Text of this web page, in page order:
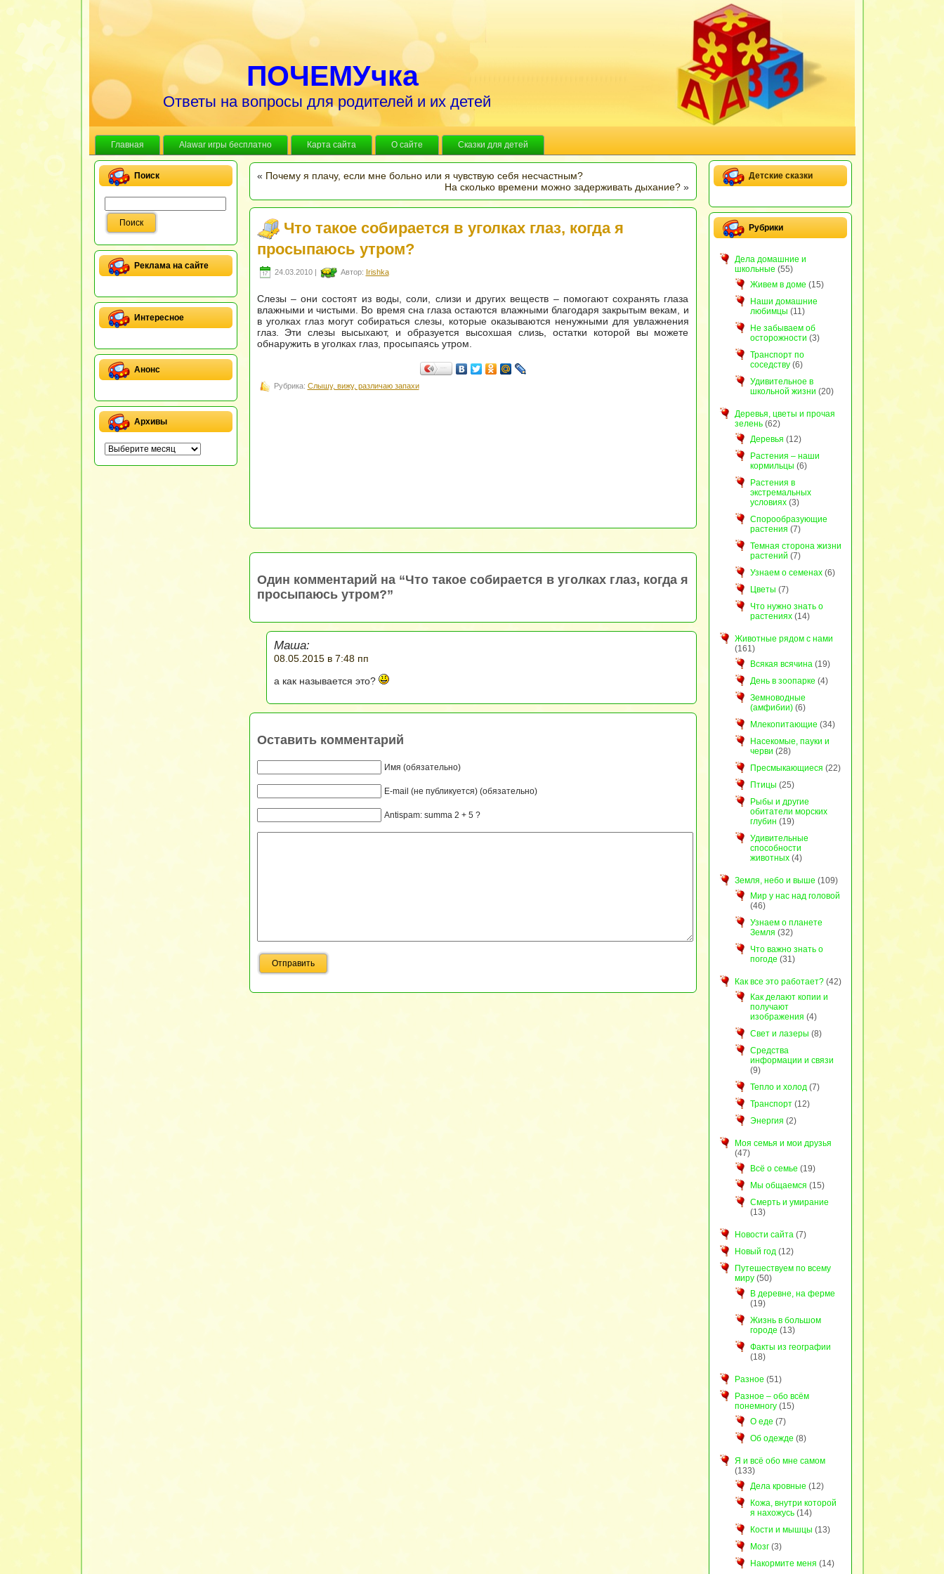
ПОЧЕМУчка
Ответы на вопросы для родителей и их детей
Главная Alawar игры бесплатно Карта сайта О сайте Сказки для детей
Поиск
Реклама на сайте
Интересное
Анонс
Архивы
« Почему я плачу, если мне больно или я чувствую себя несчастным?
На сколько времени можно задерживать дыхание?»
Что такое собирается в уголках глаз, когда я
просыпаюсь утром?
24.03.2010 | Автор: Irishka
Слезы – они состоят из воды, соли, слизи и других веществ – помогают сохранять глаза
влажными и чистыми. Во время сна глаза остаются влажными благодаря закрытым векам, и
в уголках глаз могут собираться слезы, которые оказываются ненужными для увлажнения
глаз. Эти слезы высыхают, и образуется высохшая слизь, остатки которой вы можете
обнаружить в уголках глаз, просыпаясь утром.
Рубрика: Слышу, вижу, различаю запахи
Один комментарий на “Что такое собирается в уголках глаз, когда я
просыпаюсь утром?”
Маша:
08.05.2015 в 7:48 пп
а как называется это?
Оставить комментарий
Имя (обязательно)
E-mail (не публикуется) (обязательно)
Antispam: summa 2 + 5 ?
Детские сказки
Рубрики
Дела домашние и
школьные (55)
Живем в доме (15)
Наши домашние
любимцы (11)
Не забываем об
осторожности (3)
Транспорт по
соседству(6)
Удивительное в
школьной жизни (20)
Деревья, цветы и прочая
зелень(62)
Деревья (12)
Растения – наши
кормильцы (6)
Растения в
экстремальных
условиях(3)
Спорообразующие
растения (7)
Темная сторона жизни
растений (7)
Узнаем о семенах(6)
Цветы (7)
Что нужно знать о
растениях(14)
Животные рядом с нами
(161)
Всякая всячина(19)
День в зоопарке (4)
Земноводные
(амфибии)(6)
Млекопитающие (34)
Насекомые, пауки и
черви (28)
Пресмыкающиеся (22)
Птицы (25)
Рыбы и другие
обитатели морских
глубин (19)
Удивительные
способности
животных(4)
Земля, небо и выше (109)
Мир у нас над головой
(46)
Узнаем о планете
Земля (32)
Что важно знать о
погоде (31)
Как все это работает?(42)
Как делают копии и
получают
изображения (4)
Свет и лазеры (8)
Средства
информации и связи
(9)
Тепло и холод(7)
Транспорт(12)
Энергия (2)
Моя семья и мои друзья
(47)
Всё о семье (19)
Мы общаемся (15)
Смерть и умирание
(13)
Новости сайта(7)
Новый год(12)
Путешествуем по всему
миру(50)
В деревне, на ферме
(19)
Жизнь в большом
городе (13)
Факты из географии
(18)
Разное (51)
Разное – обо всём
понемногу(15)
О еде (7)
Об одежде (8)
Я и всё обо мне самом
(133)
Дела кровные (12)
Кожа, внутри которой
я нахожусь(14)
Кости и мышцы (13)
Мозг(3)
Накормите меня (14)